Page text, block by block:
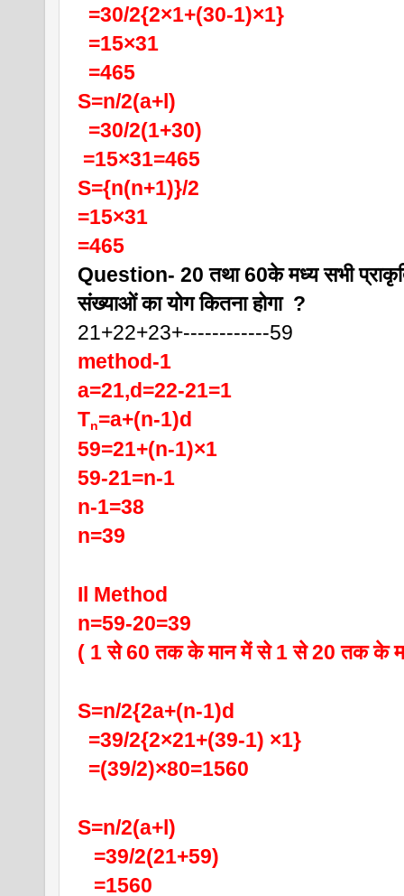
=30/2{2×1+(30-1)×1}
=15×31
=465
S=n/2(a+l)
=30/2(1+30)
=15×31=465
S={n(n+1)}/2
=15×31
=465
Question- 20 तथा 60के मध्य सभी
संख्याओं का योग कितना होगा  ?
21+22+23+------------59
method-1
a=21,d=22-21=1
Tn=a+(n-1)d
59=21+(n-1)×1
59-21=n-1
n-1=38
n=39
Il Method
n=59-20=39
( 1 से 60 तक के मान में से 1 से 20 तक के
S=n/2{2a+(n-1)d
=39/2{2×21+(39-1) ×1}
=(39/2)×80=1560
S=n/2(a+l)
=39/2(21+59)
=1560